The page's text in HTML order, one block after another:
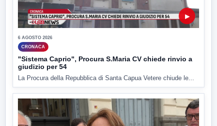
▶
6 AGOSTO 2026
CRONACA
"Sistema Caprio", Procura S.Maria CV chiede rinvio a
giudizio per 54
La Procura della Repubblica di Santa Capua Vetere chiude le...